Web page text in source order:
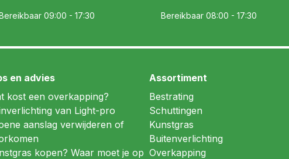
09:00 - 17:30 Bereikbaar 08:00 - 17:30
en advies
kost een overkapping?
van Light-pro
aanslag verwijderen of
kopen? Waar moet je op
Assortiment
Bestrating
Schuttingen
Kunstgras
Buitenverlichting
Overkapping